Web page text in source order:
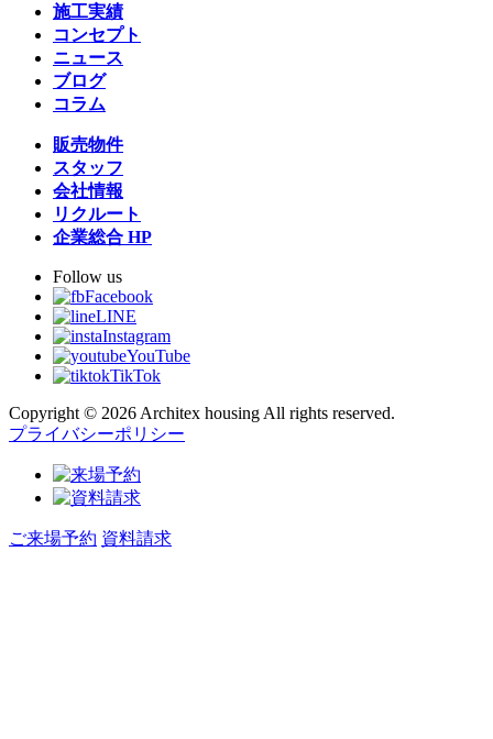
施工実績
コンセプト
ニュース
ブログ
コラム
販売物件
スタッフ
会社情報
リクルート
企業総合 HP
Follow us
Facebook
LINE
Instagram
YouTube
TikTok
Copyright © 2026 Architex housing All rights reserved.
プライバシーポリシー
ご来場予約 資料請求